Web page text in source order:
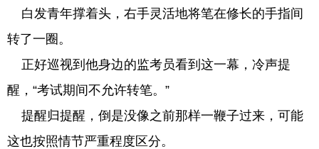
白发青年撑着头，右手灵活地将笔在修长的手指间
转了一圈。
正好巡视到他身边的监考员看到这一幕，冷声提
醒，“考试期间不允许转笔。”
提醒归提醒，倒是没像之前那样一鞭子过来，可能
这也按照情节严重程度区分。